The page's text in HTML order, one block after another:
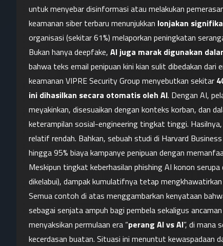
untuk menyebar disinformasi atau melakukan
keamanan siber terbaru menunjukkan lonjakan
organisasi (sekitar 61%) melaporkan peningkatan
Bukan hanya deepfake, AI juga marak digunakan
bahwa teks email penipuan kini kian sulit dibedakan
keamanan VIPRE Security Group menyebutkan sekitar
ini dihasilkan secara otomatis oleh AI. Dengan AI,
meyakinkan, disesuaikan dengan konteks korban, dan
keterampilan sosial-engineering tingkat tinggi.
relatif rendah. Bahkan, sebuah studi di Harvard
hingga 95% biaya kampanye penipuan dengan
Meskipun tingkat keberhasilan phishing AI konon
dikelabui), dampak kumulatifnya tetap
Semua contoh di atas menggambarkan kenyataan
sebagai senjata ampuh bagi pembela sekaligus
menyaksikan permulaan era “perang AI vs AI”, di mana
kecerdasan buatan. Situasi ini menuntut kewaspadaan